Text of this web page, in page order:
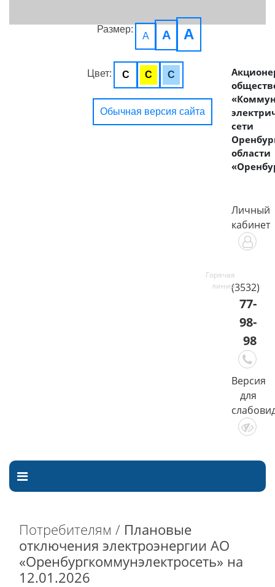
Размер:
A A A
Цвет: C C C
Обычная версия сайта
сети
области
Личный
кабинет
(3532)
77-
98-
98
Версия
для
Потребителям / Плановые
отключения электроэнергии АО
«Оренбургкоммунэлектросеть» на
12.01.2026